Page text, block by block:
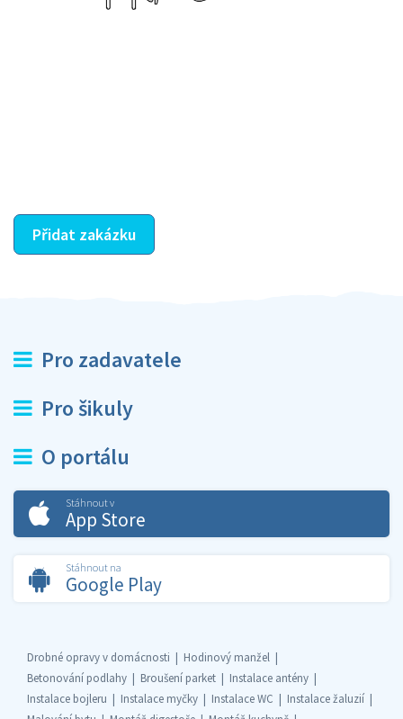
Přidat zakázku
Pro zadavatele
Pro šikuly
O portálu
Stáhnout v
App Store
Stáhnout na
Google Play
Drobné opravy v domácnosti
Hodinový manžel
Betonování podlahy
Broušení parket
Instalace antény
Instalace bojleru
Instalace myčky Instalace WC
Instalace žaluzií